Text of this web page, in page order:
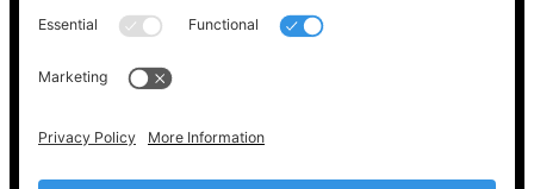
electoral que necesita enVote411.org.
Por favor no utilice: